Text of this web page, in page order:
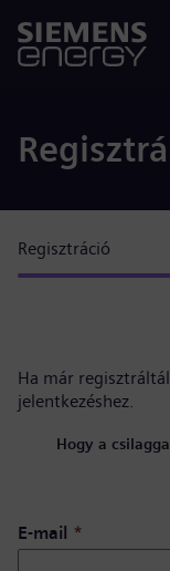
Regisztráció
Ha már
jelentkezéshez.
Hogy a
E-mail *